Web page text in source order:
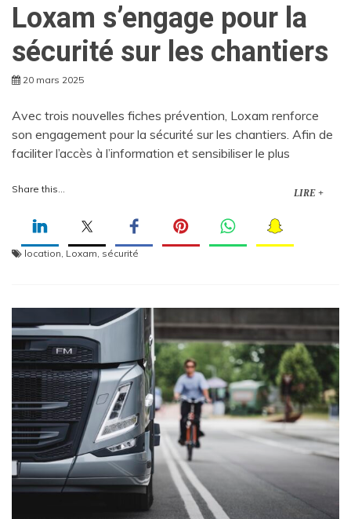
Loxam s’engage pour la
sécurité sur les chantiers
20 mars 2025
Avec trois nouvelles fiches prévention, Loxam renforce
son engagement pour la sécurité sur les chantiers. Afin de
faciliter l’accès à l’information et sensibiliser le plus
Share this... LIRE +
location Loxam sécurité